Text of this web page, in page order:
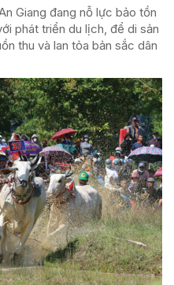
Giang đang nỗ lực bảo tồn
phát triển du lịch, để di sản
thu và lan tỏa bản sắc dân